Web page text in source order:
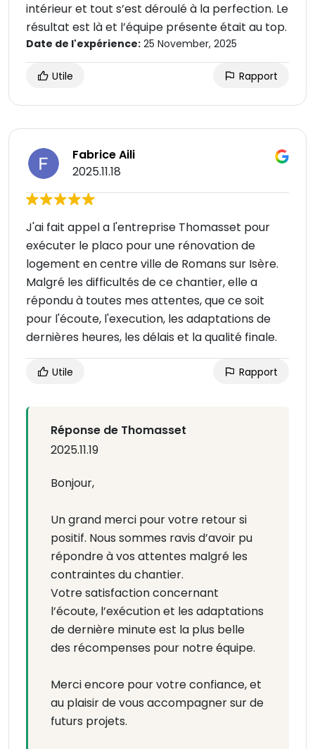
intérieur et tout s’est déroulé à la perfection. Le
résultat est là et l’équipe présente était au top.
Date de l'expérience: 25 November, 2025
Utile Rapport
Fabrice Aili
2025.11.18
J'ai fait appel a l'entreprise Thomasset pour
exécuter le placo pour une rénovation de
logement en centre ville de Romans sur Isère.
Malgré les difficultés de ce chantier, elle a
répondu à toutes mes attentes, que ce soit
pour l'écoute, l'execution, les adaptations de
dernières heures, les délais et la qualité finale.
Utile Rapport
Réponse de Thomasset
2025.11.19
Bonjour,
Un grand merci pour votre retour si
positif. Nous sommes ravis d’avoir pu
répondre à vos attentes malgré les
contraintes du chantier.
Votre satisfaction concernant
l’écoute, l’exécution et les adaptations
de dernière minute est la plus belle
des récompenses pour notre équipe.
Merci encore pour votre confiance, et
au plaisir de vous accompagner sur de
futurs projets.